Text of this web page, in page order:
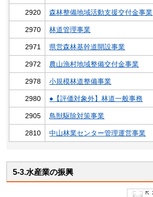
2920 森林整備地域活動支援交付金事業
2970 林道管理事業
2971 県営森林基幹道開設事業
2972 農山漁村地域整備交付金事業
2978 小規模林道整備事業
2980 ●【評価対象外】林道一般事務
2905 鳥獣駆除対策事業
2810 中山林業センター管理運営事業
5-3.水産業の振興